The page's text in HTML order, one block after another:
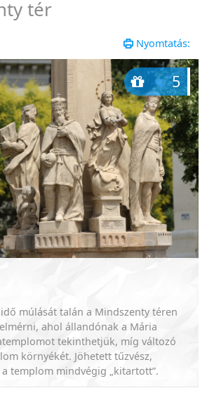
tér
Nyomtatás:
5
múlását talán a Mindszenty téren
ahol állandónak a Mária
tekinthetjük, míg változó
környékét. Jöhetett tűzvész,
templom mindvégig „kitartott”.